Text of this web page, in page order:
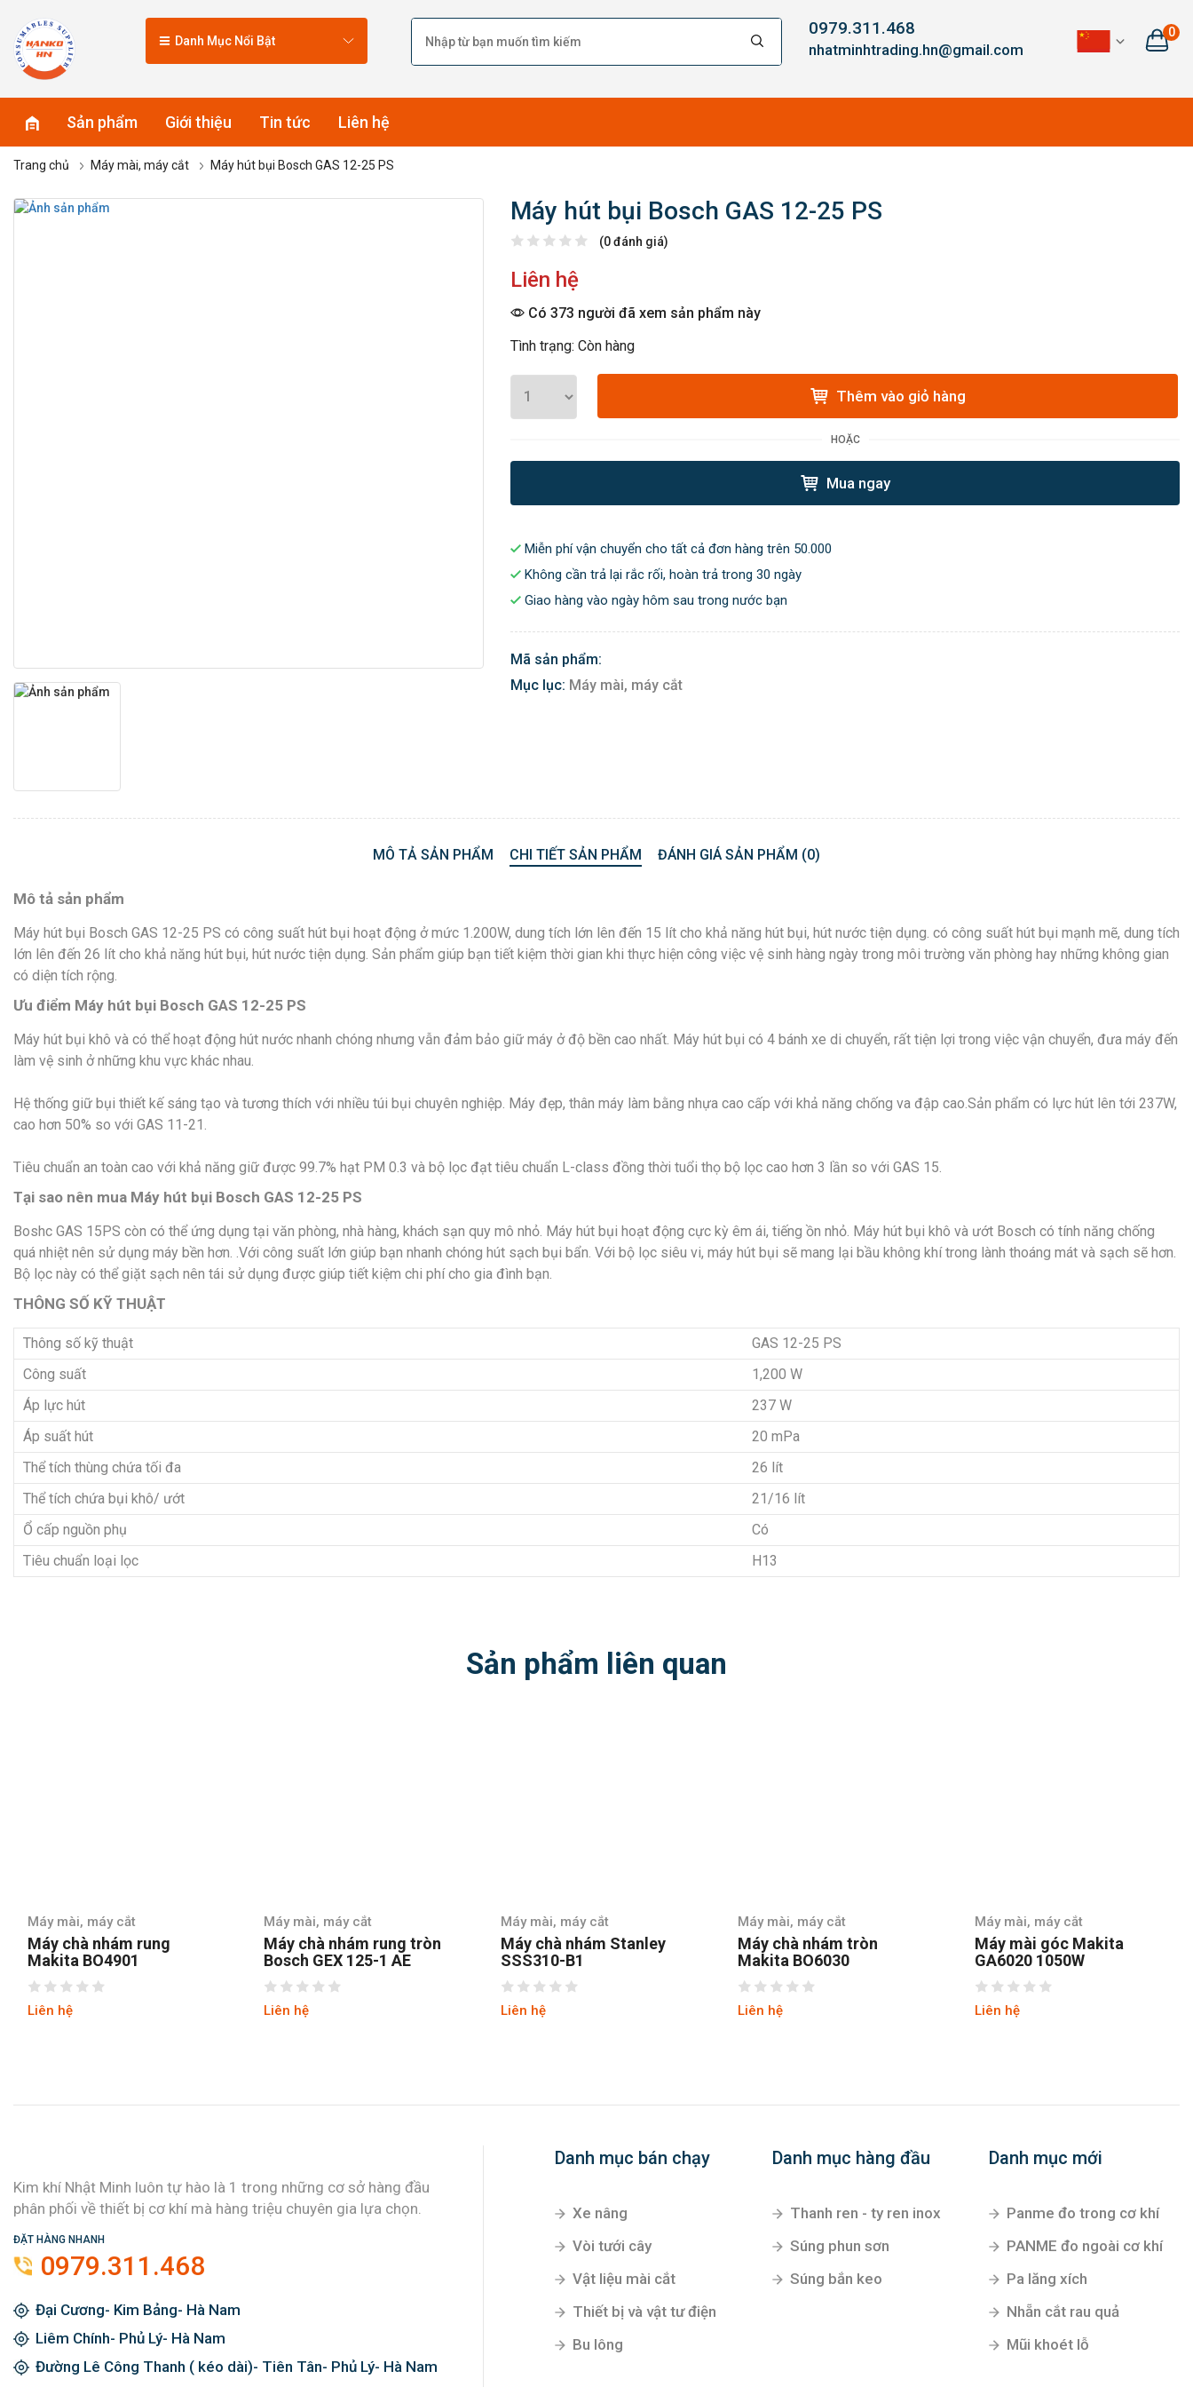
Danh Mục Nổi Bật
0979.311.468
nhatminhtrading.hn@gmail.com
0
Sản phẩm Giới thiệu Tin tức Liên hệ
Trang chủ Máy mài, máy cắt Máy hút bụi Bosch GAS 12-25 PS
Máy hút bụi Bosch GAS 12-25 PS
(0 đánh giá)
Liên hệ
Có 373 người đã xem sản phẩm này
Tình trạng: Còn hàng
Thêm vào giỏ hàng
HOẶC
Mua ngay
Miễn phí vận chuyển cho tất cả đơn hàng trên 50.000
Không cần trả lại rắc rối, hoàn trả trong 30 ngày
Giao hàng vào ngày hôm sau trong nước bạn
Mã sản phẩm:
Mục lục: Máy mài, máy cắt
MÔ TẢ SẢN PHẨM CHI TIẾT SẢN PHẨM ĐÁNH GIÁ SẢN PHẨM (0)
Mô tả sản phẩm
Máy hút bụi Bosch GAS 12-25 PS có công suất hút bụi hoạt động ở mức 1.200W, dung tích lớn lên đến 15 lít cho khả năng hút bụi, hút nước tiện dụng. có công suất hút bụi mạnh mẽ, dung tích
lớn lên đến 26 lít cho khả năng hút bụi, hút nước tiện dụng. Sản phẩm giúp bạn tiết kiệm thời gian khi thực hiện công việc vệ sinh hàng ngày trong môi trường văn phòng hay những không gian
có diện tích rộng.
Ưu điểm Máy hút bụi Bosch GAS 12-25 PS
Máy hút bụi khô và có thể hoạt động hút nước nhanh chóng nhưng vẫn đảm bảo giữ máy ở độ bền cao nhất. Máy hút bụi có 4 bánh xe di chuyển, rất tiện lợi trong việc vận chuyển, đưa máy đến
làm vệ sinh ở những khu vực khác nhau.
Hệ thống giữ bụi thiết kế sáng tạo và tương thích với nhiều túi bụi chuyên nghiệp. Máy đẹp, thân máy làm bằng nhựa cao cấp với khả năng chống va đập cao.Sản phẩm có lực hút lên tới 237W,
cao hơn 50% so với GAS 11-21.
Tiêu chuẩn an toàn cao với khả năng giữ được 99.7% hạt PM 0.3 và bộ lọc đạt tiêu chuẩn L-class đồng thời tuổi thọ bộ lọc cao hơn 3 lần so với GAS 15.
Tại sao nên mua Máy hút bụi Bosch GAS 12-25 PS
Boshc GAS 15PS còn có thể ứng dụng tại văn phòng, nhà hàng, khách sạn quy mô nhỏ. Máy hút bụi hoạt động cực kỳ êm ái, tiếng ồn nhỏ. Máy hút bụi khô và ướt Bosch có tính năng chống
quá nhiệt nên sử dụng máy bền hơn. .Với công suất lớn giúp bạn nhanh chóng hút sạch bụi bẩn. Với bộ lọc siêu vi, máy hút bụi sẽ mang lại bầu không khí trong lành thoáng mát và sạch sẽ hơn.
Bộ lọc này có thể giặt sạch nên tái sử dụng được giúp tiết kiệm chi phí cho gia đình bạn.
THÔNG SỐ KỸ THUẬT
Thông số kỹ thuật
GAS 12-25 PS
Công suất
1,200 W
Áp lực hút
237 W
Áp suất hút
20 mPa
Thể tích thùng chứa tối đa
26 lít
Thể tích chứa bụi khô/ ướt
21/16 lít
Ổ cấp nguồn phụ
Có
Tiêu chuẩn loại lọc
H13
Sản phẩm liên quan
Máy mài, máy cắt
Máy chà nhám rung tròn
Bosch GEX 125-1 AE
Liên hệ
Máy mài, máy cắt
Máy chà nhám Stanley
SSS310-B1
Liên hệ
Máy mài, máy cắt
Máy chà nhám tròn
Makita BO6030
Liên hệ
Máy mài, máy cắt
Máy mài góc Makita
GA6020 1050W
Liên hệ
Máy mài, máy cắt
Máy Mài Góc Maktec
MT970 720W
Liên hệ
Kim khí Nhật Minh luôn tự hào là 1 trong những cơ sở hàng đầu
phân phối về thiết bị cơ khí mà hàng triệu chuyên gia lựa chọn.
0979.311.468
Danh mục bán chạy
Xe nâng
Vòi tưới cây
Vật liệu mài cắt
Thiết bị và vật tư điện
Bu lông
Danh mục hàng đầu
Thanh ren - ty ren inox
Súng phun sơn
Súng bắn keo
Danh mục mới
Panme đo trong cơ khí
PANME đo ngoài cơ khí
Pa lăng xích
Nhẵn cắt rau quả
Mũi khoét lỗ